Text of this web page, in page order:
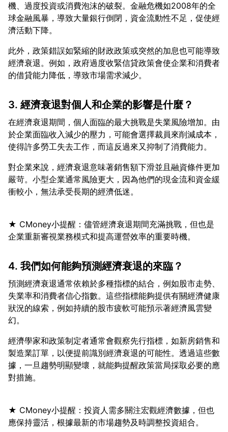
機、過度投資或消費泡沫的破裂。金融危機如2008年的全
球金融風暴，導致大量銀行倒閉，資金流動性不足，促使經
此外，政策錯誤如緊縮的財政政策或突然的加息也可能導致
經濟衰退。例如，政府過度收緊信貸政策會使企業和消費者
3. 經濟衰退對個人和企業的影響是什麼？
在經濟衰退期間，個人面臨的最大挑戰是失業風險增加。由
於企業面臨收入減少的壓力，可能會選擇裁員來削減成本，
對企業來說，經濟衰退意味著銷售額下滑並且融資條件更加
嚴苛。小型企業通常風險更大，因為他們的現金流和資金緩
★ CMoney小提醒：儘管經濟衰退期間充滿挑戰，但也是
4. 我們如何能夠預測經濟衰退的來臨？
預測經濟衰退通常依賴於多種指標的結合，例如股市走勢、
失業率和消費者信心指數。這些指標能夠提供有關經濟健康
狀況的線索，例如持續的股市疲軟可能預示著經濟風雲變
經濟學家和政策制定者通常會觀察先行指標，如新房銷售和
製造業訂單，以便提前識別經濟衰退的可能性。透過這些數
據，一旦趨勢明顯變壞，就能夠提醒政策當局採取必要的應
★ CMoney小提醒：投資人需多關注宏觀經濟數據，但也